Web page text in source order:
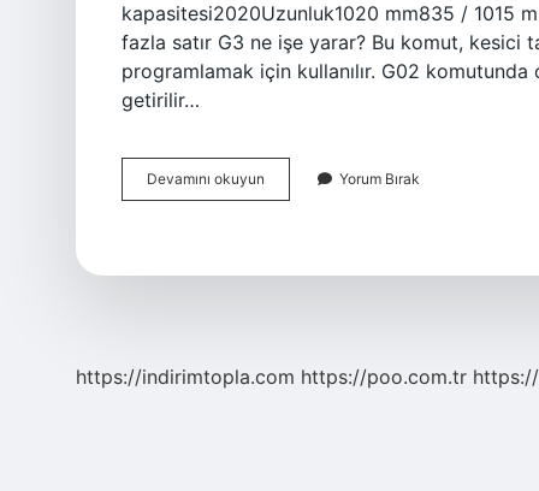
kapasitesi2020Uzunluk1020 mm835 / 1015
fazla satır G3 ne işe yarar? Bu komut, kesici
programlamak için kullanılır. G02
getirilir…
Devamını okuyun
Güçlü
Yorum Bırak
https://indirimtopla.com https://poo.com.tr